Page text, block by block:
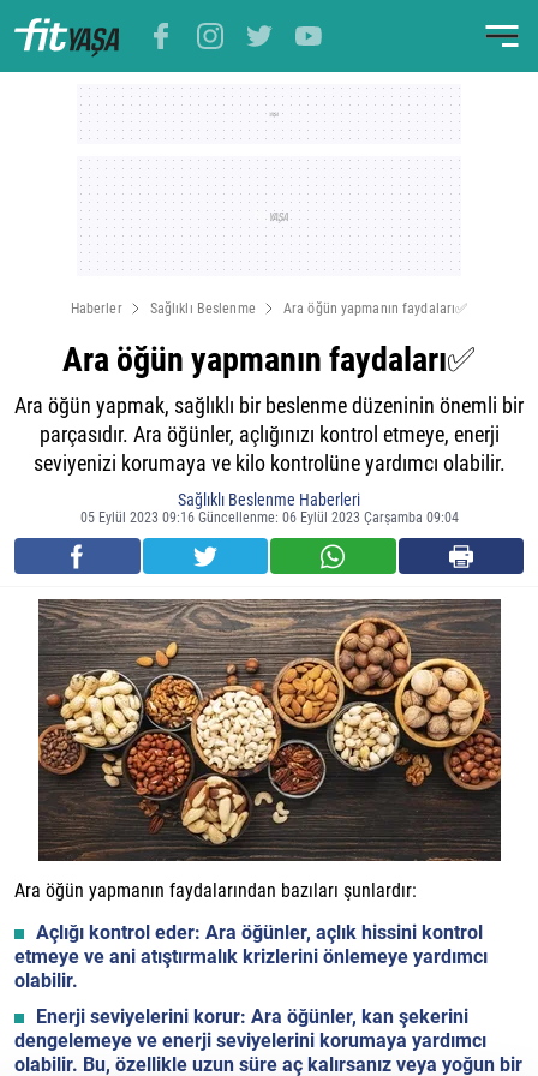
Haberler Sağlıklı Beslenme Ara öğün yapmanın faydaları✅
Ara öğün yapmanın faydaları✅
Ara öğün yapmak, sağlıklı bir beslenme düzeninin önemli bir
parçasıdır. Ara öğünler, açlığınızı kontrol etmeye, enerji
seviyenizi korumaya ve kilo kontrolüne yardımcı olabilir.
Sağlıklı Beslenme Haberleri
05 Eylül 2023 09:16 Güncellenme: 06 Eylül 2023 Çarşamba 09:04
Ara öğün yapmanın faydalarından bazıları şunlardır:
Açlığı kontrol eder: Ara öğünler, açlık hissini kontrol
etmeye ve ani atıştırmalık krizlerini önlemeye yardımcı
olabilir.
Enerji seviyelerini korur: Ara öğünler, kan şekerini
dengelemeye ve enerji seviyelerini korumaya yardımcı
olabilir. Bu, özellikle uzun süre aç kalırsanız veya yoğun bir